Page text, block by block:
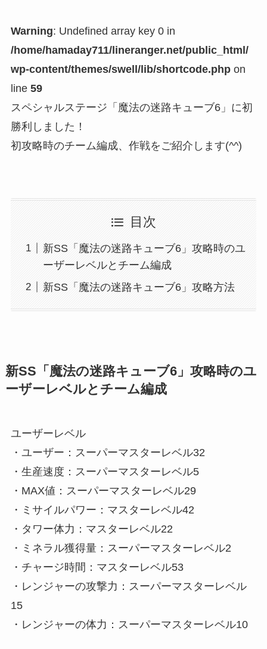
Warning: Undefined array key 0 in
/home/hamaday711/lineranger.net/public_html/
wp-content/themes/swell/lib/shortcode.phpon
line 59
スペシャルステージ「魔法の迷路キューブ6」に初
勝利しました！
初攻略時のチーム編成、作戦をご紹介します(^^)
目次
新SS「魔法の迷路キューブ6」攻略時のユ
ーザーレベルとチーム編成
新SS「魔法の迷路キューブ6」攻略方法
新SS「魔法の迷路キューブ6」攻略時のユ
ーザーレベルとチーム編成
ユーザーレベル
・ユーザー：スーパーマスターレベル32
・生産速度：スーパーマスターレベル5
・MAX値：スーパーマスターレベル29
・ミサイルパワー：マスターレベル42
・タワー体力：マスターレベル22
・ミネラル獲得量：スーパーマスターレベル2
・チャージ時間：マスターレベル53
・レンジャーの攻撃力：スーパーマスターレベル
15
・レンジャーの体力：スーパーマスターレベル10